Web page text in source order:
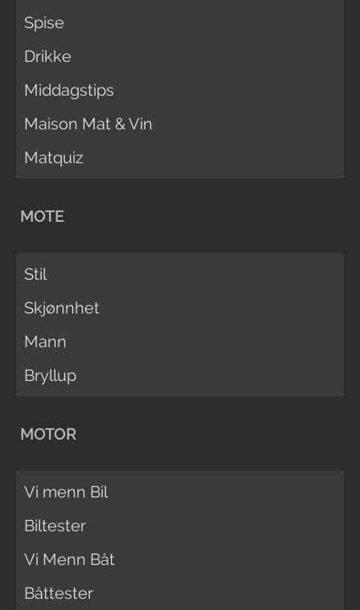
Spise
Drikke
Middagstips
Maison Mat & Vin
Matquiz
MOTE
Stil
Skjønnhet
Mann
Bryllup
MOTOR
Vi menn Bil
Biltester
Vi Menn Båt
Båttester